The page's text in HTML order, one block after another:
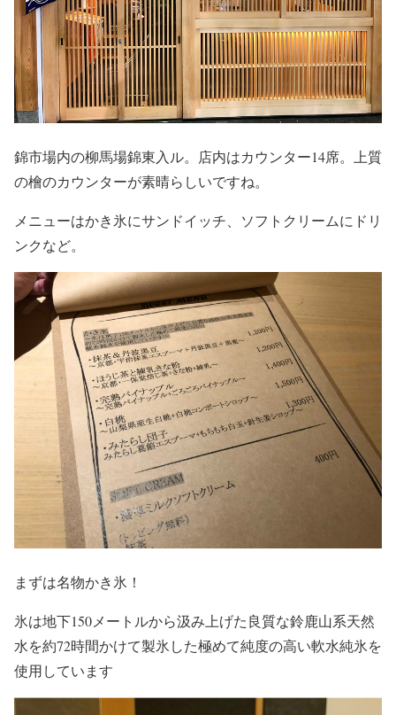
錦市場内の柳馬場錦東入ル。店内はカウンター14席。上質
の檜のカウンターが素晴らしいですね。
メニューはかき氷にサンドイッチ、ソフトクリームにドリ
ンクなど。
まずは名物かき氷！
氷は地下150メートルから汲み上げた良質な鈴鹿山系天然
水を約72時間かけて製氷した極めて純度の高い軟水純氷を
使用しています